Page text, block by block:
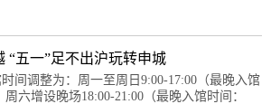
“五一”足不出沪玩转申城
间调整为：周一至周日9:00-17:00（最晚入馆
六增设晚场18:00-21:00（最晚入馆时间：